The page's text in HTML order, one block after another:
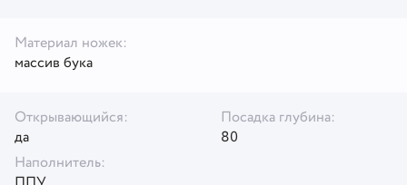
Материал ножек:
массив бука
Открывающийся:
да
Посадка глубина:
80
Наполнитель: